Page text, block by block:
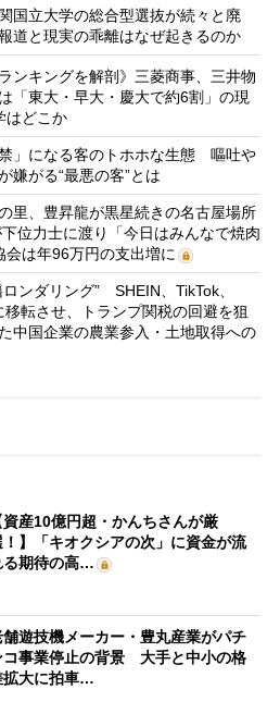
国立大学の総合型選抜が続々と廃
道と現実の乖離はなぜ起きるのか
ンキングを解剖》三菱商事、三井物
「東大・早大・慶大で約6割」の現
どこか
」になる客のトホホな生態 嘔吐や
嫌がる“最悪の客”とは
里、豊昇龍が黒星続きの名古屋場所
位力士に渡り「今日はみんなで焼肉
は年96万円の支出増に
ンダリング” SHEIN、TikTok、
転させ、トランプ関税の回避を狙
中国企業の農業参入・土地取得への
資産10億円超・かんちさんが厳
！】「キオクシアの次」に資金が流
る期待の高…
舗遊技機メーカー・豊丸産業がパチ
コ事業停止の背景 大手と中小の格
拡大に拍車…